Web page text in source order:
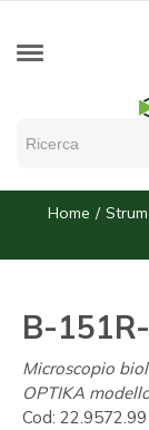
Home
B-
Microscopio
OPTIKA
Cod: 22.9572.99